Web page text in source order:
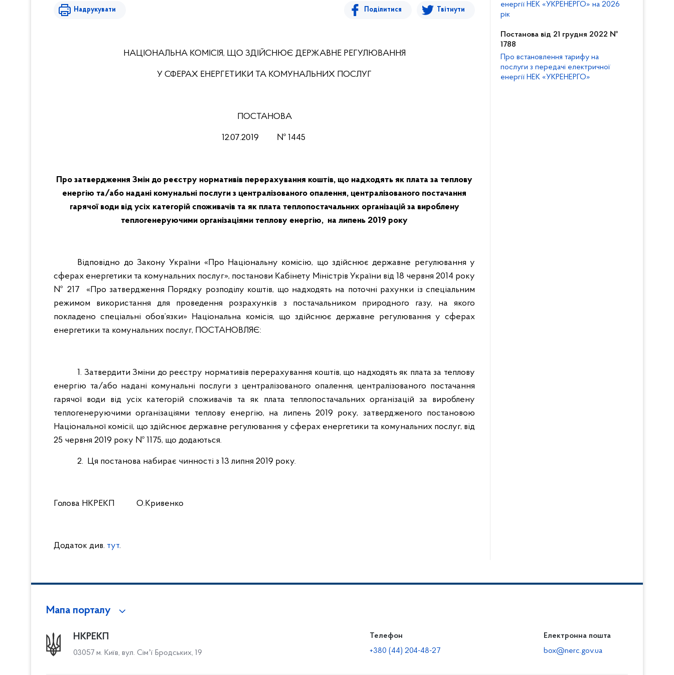
Надрукувати Поділитися Твітнути
НАЦІОНАЛЬНА КОМІСІЯ, ЩО ЗДІЙСНЮЄ ДЕРЖАВНЕ РЕГУЛЮВАННЯ
У СФЕРАХ ЕНЕРГЕТИКИ ТА КОМУНАЛЬНИХ ПОСЛУГ
ПОСТАНОВА
12.07.2019 № 1445
Про затвердження Змін до реєстру нормативів перерахування коштів, що надходять як плата за теплову
енергію та/або надані комунальні послуги з централізованого опалення, централізованого постачання
гарячої води від усіх категорій споживачів та як плата теплопостачальних організацій за вироблену
теплогенеруючими організаціями теплову енергію, на липень 2019 року
Відповідно до Закону України «Про Національну комісію, що здійснює державне регулювання у
сферах енергетики та комунальних послуг», постанови Кабінету Міністрів України від 18 червня 2014 року
№ 217 «Про затвердження Порядку розподілу коштів, що надходять на поточні рахунки із спеціальним
режимом використання для проведення розрахунків з постачальником природного газу, на якого
покладено спеціальні обов’язки» Національна комісія, що здійснює державне регулювання у сферах
енергетики та комунальних послуг, ПОСТАНОВЛЯЄ:
1. Затвердити Зміни до реєстру нормативів перерахування коштів, що надходять як плата за теплову
енергію та/або надані комунальні послуги з централізованого опалення, централізованого постачання
гарячої води від усіх категорій споживачів та як плата теплопостачальних організацій за вироблену
теплогенеруючими організаціями теплову енергію, на липень 2019 року, затвердженого постановою
Національної комісії, що здійснює державне регулювання у сферах енергетики та комунальних послуг, від
25 червня 2019 року № 1175, що додаються.
2. Ця постанова набирає чинності з 13 липня 2019 року.
Голова НКРЕКП О.Кривенко
Додаток див. тут.
енергії НЕК «УКРЕНЕРГО» на 2026
рік
Постанова від 21 грудня 2022 №
1788
Про встановлення тарифу на
послуги з передачі електричної
енергії НЕК «УКРЕНЕРГО»
Мапа порталу
НКРЕКП
03057 м. Київ, вул. Сімʼї Бродських, 19
Телефон
+380 (44) 204-48-27
Електронна пошта
box@nerc.gov.ua